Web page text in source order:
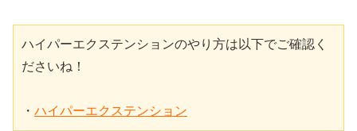
ハイパーエクステンションのやり方は以下でご確認く
ださいね！
・ ハイパーエクステンション